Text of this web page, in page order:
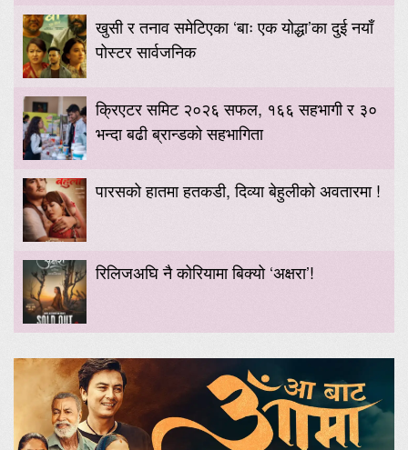
खुसी र तनाव समेटिएका ‘बाः एक योद्धा’का दुई नयाँ
पोस्टर सार्वजनिक
क्रिएटर समिट २०२६ सफल, १६६ सहभागी र ३०
भन्दा बढी ब्रान्डको सहभागिता
पारसको हातमा हतकडी, दिव्या बेहुलीको अवतारमा !
रिलिजअघि नै कोरियामा बिक्यो ‘अक्षरा’!